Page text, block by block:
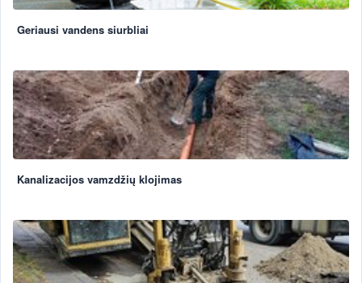
Geriausi vandens siurbliai
Kanalizacijos vamzdžių klojimas